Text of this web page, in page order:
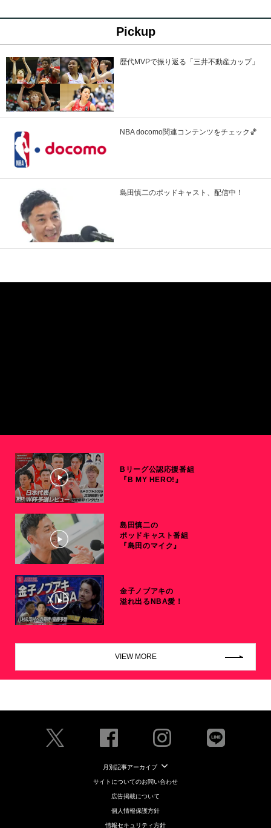
Pickup
歴代MVPで振り返る「三井不動産カップ」
NBA docomo関連コンテンツをチェック🏀
島田慎二のポッドキャスト、配信中！
Bリーグ公認応援番組
『B MY HERO!』
島田慎二の
ポッドキャスト番組
『島田のマイク』
金子ノブアキの
溢れ出るNBA愛！
VIEW MORE
月別記事アーカイブ
サイトについてのお問い合わせ
広告掲載について
個人情報保護方針
情報セキュリティ方針